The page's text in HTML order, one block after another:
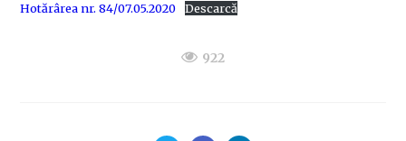
Hotărârea nr. 84/07.05.2020 Descarcă
922